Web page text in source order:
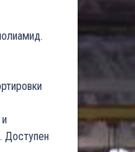
Доступен